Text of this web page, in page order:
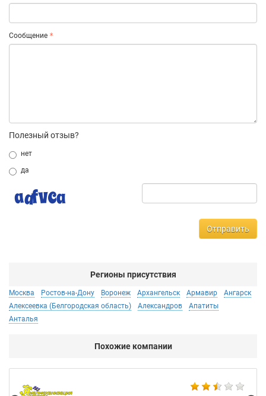
Сообщение
Полезный отзыв?
нет
да
Отправить
Регионы присутствия
Москва Ростов-на-Дону Воронеж Архангельск Армавир
Ангарск
Алексеевка (Белгородская область)
Александров
Апатиты
Анталья
Похожие компании